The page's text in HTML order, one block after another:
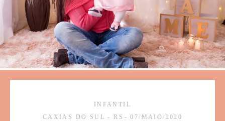
INFANTIL
CAXIAS DO SUL - RS
07/MAIO/2020